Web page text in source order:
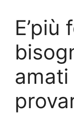
E’più